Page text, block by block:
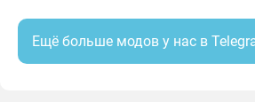
Ещё больше модов у нас в